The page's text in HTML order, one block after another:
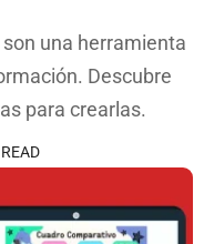
una herramienta
Descubre
para crearlas.